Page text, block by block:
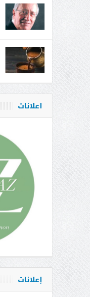
اعلانات
إعلانات